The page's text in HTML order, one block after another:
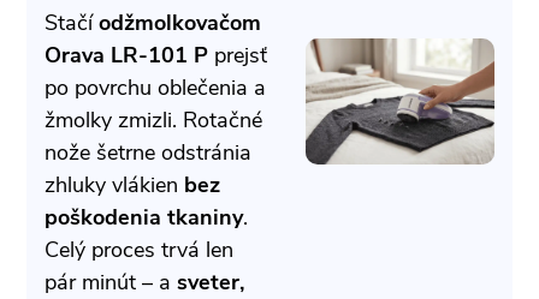
Stačíodžmolkovačom
Orava LR-101 P prejsť
po povrchu oblečenia a
žmolky zmizli. Rotačné
nože šetrne odstránia
zhluky vlákien bez
poškodenia tkaniny.
Celý proces trvá len
pár minút – a sveter,